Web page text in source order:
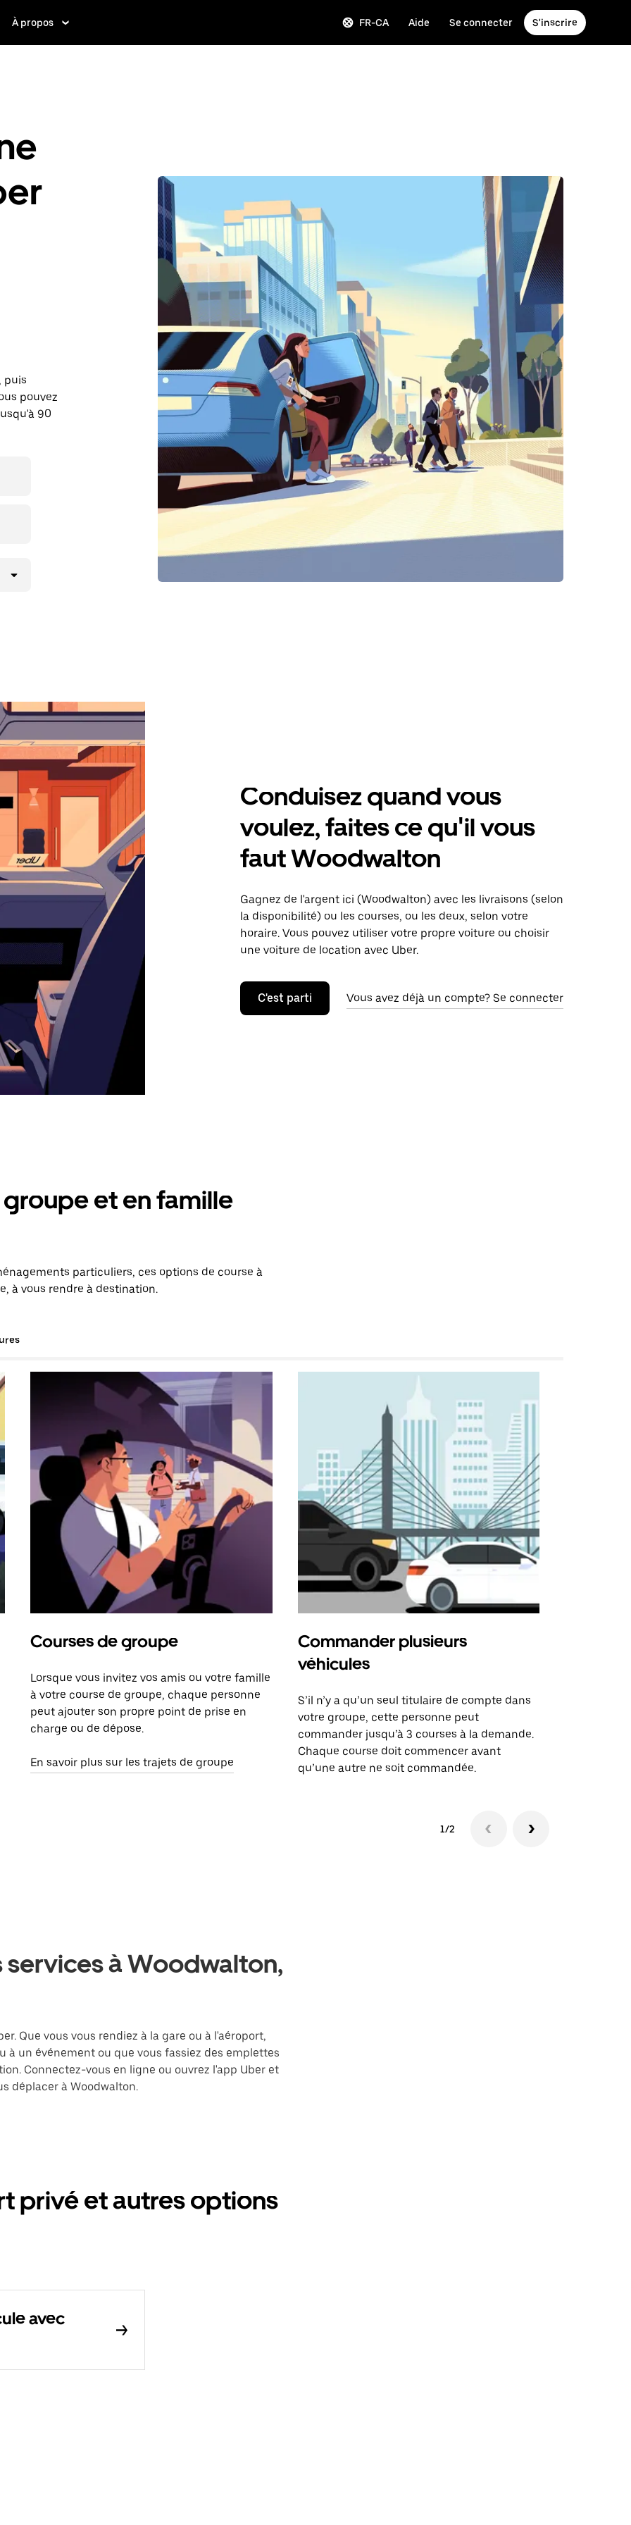
À propos FR-CA Aide Se connecter S'inscrire
puis
pouvez
90
Conduisez quand vous
voulez, faites ce qu'il vous
faut Woodwalton
Gagnez de l'argent ici (Woodwalton) avec les livraisons (selon
la disponibilité) ou les courses, ou les deux, selon votre
horaire. Vous pouvez utiliser votre propre voiture ou choisir
une voiture de location avec Uber.
C'est parti Vous avez déjà un compte? Se connecter
et en famille
particuliers, ces options de course à
à vous rendre à destination.
Courses de groupe
Lorsque vous invitez vos amis ou votre famille
à votre course de groupe, chaque personne
peut ajouter son propre point de prise en
charge ou de dépose.
En savoir plus sur les trajets de groupe
Commander plusieurs
véhicules
S’il n’y a qu’un seul titulaire de compte dans
votre groupe, cette personne peut
commander jusqu’à 3 courses à la demande.
Chaque course doit commencer avant
qu’une autre ne soit commandée.
1/2
à Woodwalton,
Que vous vous rendiez à la gare ou à l'aéroport,
à un événement ou que vous fassiez des emplettes
Connectez-vous en ligne ou ouvrez l'app Uber et
déplacer à Woodwalton.
privé et autres options
avec